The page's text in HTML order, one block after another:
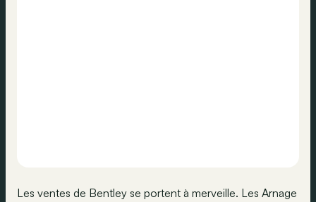
Les ventes de Bentley se portent à merveille. Les Arnage